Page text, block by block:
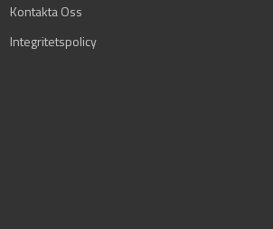
Kontakta Oss
Integritetspolicy